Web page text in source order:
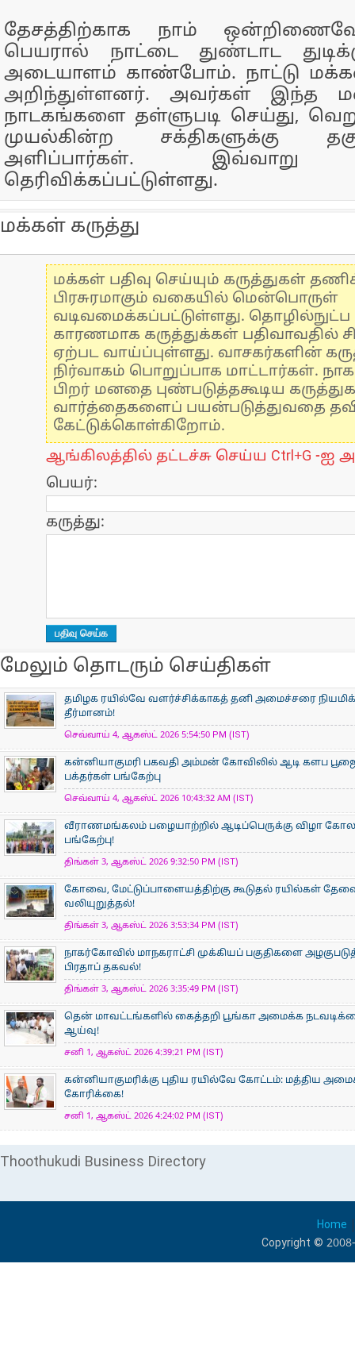
தேசத்திற்காக நாம்
பெயரால் நாட்டை துண்டாட
அடையாளம் காண்போம். நாட்டு
அறிந்துள்ளனர். அவர்கள் இந்த
நாடகங்களை தள்ளுபடி செய்து,
முயல்கின்ற சக்திகளுக்கு
அளிப்பார்கள். இவ்வாறு
தெரிவிக்கப்பட்டுள்ளது.
மக்கள் கருத்து
மக்கள் பதிவு செய்யும் கருத்துகள்
பிரசுரமாகும் வகையில் மென்பொருள்
வடிவமைக்கப்பட்டுள்ளது.
காரணமாக கருத்துக்கள் பதிவாவதில்
ஏற்பட வாய்ப்புள்ளது. வாசகர்களின்
நிர்வாகம் பொறுப்பாக மாட்டார்கள்.
பிறர் மனதை புண்படுத்தகூடிய
வார்த்தைகளைப் பயன்படுத்துவதை
கேட்டுக்கொள்கிறோம்.
ஆங்கிலத்தில் தட்டச்சு செய்ய Ctrl+G -ஐ
பெயர்:
கருத்து:
மேலும் தொடரும் செய்திகள்
தமிழக ரயில்வே வளர்ச்சிக்காகத் தனி அமைச்சரை
தீர்மானம்!
செவ்வாய் 4, ஆகஸ்ட் 2026 5:54:50 PM (IST)
கன்னியாகுமரி பகவதி அம்மன் கோவிலில் ஆடி களப
பக்தர்கள் பங்கேற்பு
செவ்வாய் 4, ஆகஸ்ட் 2026 10:43:32 AM (IST)
வீராணமங்கலம் பழையாற்றில் ஆடிப்பெருக்கு விழா
பங்கேற்பு!
திங்கள் 3, ஆகஸ்ட் 2026 9:32:50 PM (IST)
கோவை, மேட்டுப்பாளையத்திற்கு கூடுதல் ரயில்கள்
வலியுறுத்தல்!
திங்கள் 3, ஆகஸ்ட் 2026 3:53:34 PM (IST)
நாகர்கோவில் மாநகராட்சி முக்கியப் பகுதிகளை
பிரதாப் தகவல்!
திங்கள் 3, ஆகஸ்ட் 2026 3:35:49 PM (IST)
தென் மாவட்டங்களில் கைத்தறி பூங்கா அமைக்க
ஆய்வு!
சனி 1, ஆகஸ்ட் 2026 4:39:21 PM (IST)
கன்னியாகுமரிக்கு புதிய ரயில்வே கோட்டம்: மத்திய
கோரிக்கை!
சனி 1, ஆகஸ்ட் 2026 4:24:02 PM (IST)
Thoothukudi Business Directory
Home
Copyright ©